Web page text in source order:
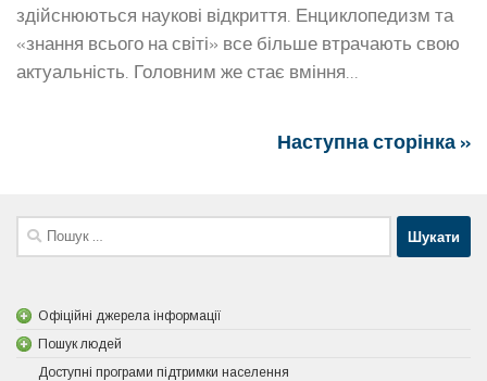
здійснюються наукові відкриття. Енциклопедизм та
«знання всього на світі» все більше втрачають свою
актуальність. Головним же стає вміння...
Наступна сторінка »
Пошук:
Офіційні джерела інформації
Пошук людей
Доступні програми підтримки населення